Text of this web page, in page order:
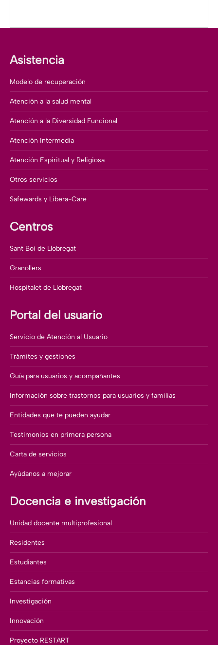
Asistencia
Modelo de recuperación
Atención a la salud mental
Atención a la Diversidad Funcional
Atención Intermedia
Atención Espiritual y Religiosa
Otros servicios
Safewards y Libera-Care
Centros
Sant Boi de Llobregat
Granollers
Hospitalet de Llobregat
Portal del usuario
Servicio de Atención al Usuario
Trámites y gestiones
Guía para usuarios y acompañantes
Información sobre trastornos para usuarios y familias
Entidades que te pueden ayudar
Testimonios en primera persona
Carta de servicios
Ayúdanos a mejorar
Docencia e investigación
Unidad docente multiprofesional
Residentes
Estudiantes
Estancias formativas
Investigación
Innovación
Proyecto RESTART